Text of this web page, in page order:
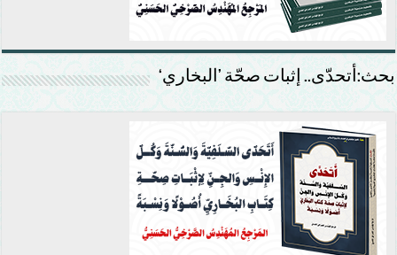
بحث:أتحدّى.. إثبات صحّة ’البخاري‘